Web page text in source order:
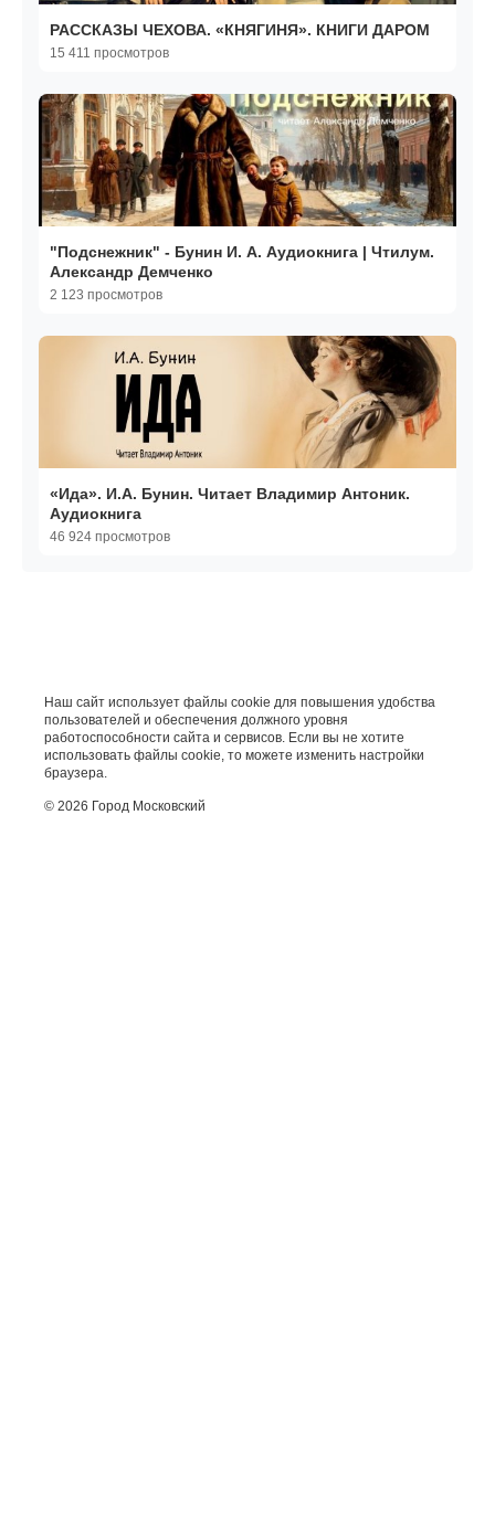
РАССКАЗЫ ЧЕХОВА. «КНЯГИНЯ». КНИГИ ДАРОМ
15 411 просмотров
"Подснежник" - Бунин И. А. Аудиокнига | Чтилум.
Александр Демченко
2 123 просмотров
«Ида». И.А. Бунин. Читает Владимир Антоник.
Аудиокнига
46 924 просмотров
Наш сайт использует файлы cookie для повышения удобства
пользователей и обеспечения должного уровня
работоспособности сайта и сервисов. Если вы не хотите
использовать файлы cookie, то можете изменить настройки
браузера.
© 2026 Город Московский